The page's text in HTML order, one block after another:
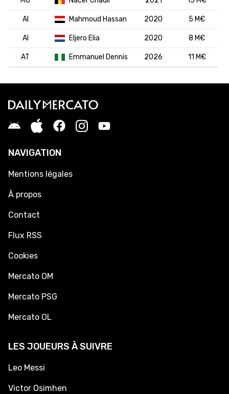
AI Mahmoud Hassan 2020 5 M€
AI Eljero Elia 2020 8 M€
AT Emmanuel Dennis 2026 11 M€
NAVIGATION
Mentions légales
À propos
Contact
Flux RSS
Cookies
Mercato OM
Mercato PSG
Mercato OL
LES JOUEURS À SUIVRE
Leo Messi
Victor Osimhen